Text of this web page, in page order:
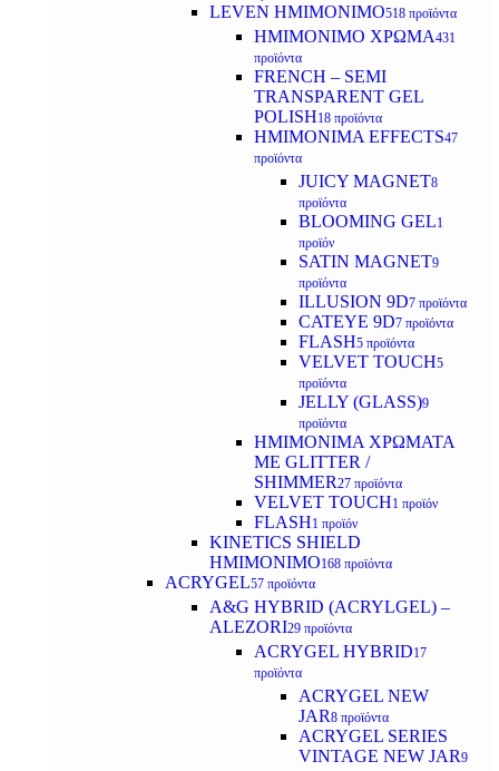
LEVEN ΗΜΙΜΟΝΙΜΟ518 προϊόντα
ΗΜΙΜΟΝΙΜΟ ΧΡΩΜΑ431
προϊόντα
FRENCH – SEMI
TRANSPARENT GEL
POLISH18 προϊόντα
HMIMONIMA EFFECTS47
προϊόντα
JUICY MAGNET8
προϊόντα
BLOOMING GEL1
προϊόν
SATIN MAGNET9
προϊόντα
ILLUSION 9D7 προϊόντα
CATEYE 9D7 προϊόντα
FLASH5 προϊόντα
VELVET TOUCH5
προϊόντα
JELLY (GLASS)9
προϊόντα
ΗΜΙΜΟΝΙΜA ΧΡΩΜΑΤΑ
ΜΕ GLITTER /
SHIMMER27 προϊόντα
VELVET TOUCH1 προϊόν
FLASH1 προϊόν
KINETICS SHIELD
ΗΜΙΜΟΝΙΜΟ168 προϊόντα
ACRYGEL57 προϊόντα
A&G HYBRID (ACRYLGEL) –
ALEZORI29 προϊόντα
ACRYGEL HYBRID17
προϊόντα
ACRYGEL NEW
JAR8 προϊόντα
ACRYGEL SERIES
VINTAGE NEW JAR9